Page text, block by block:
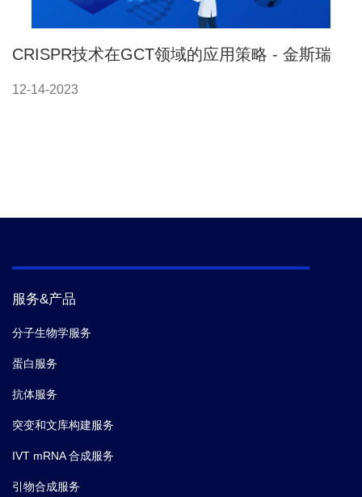
CRISPR技术在GCT领域的应用策略 - 金斯瑞
12-14-2023
服务&产品
分子生物学服务
蛋白服务
抗体服务
突变和文库构建服务
IVT mRNA 合成服务
引物合成服务